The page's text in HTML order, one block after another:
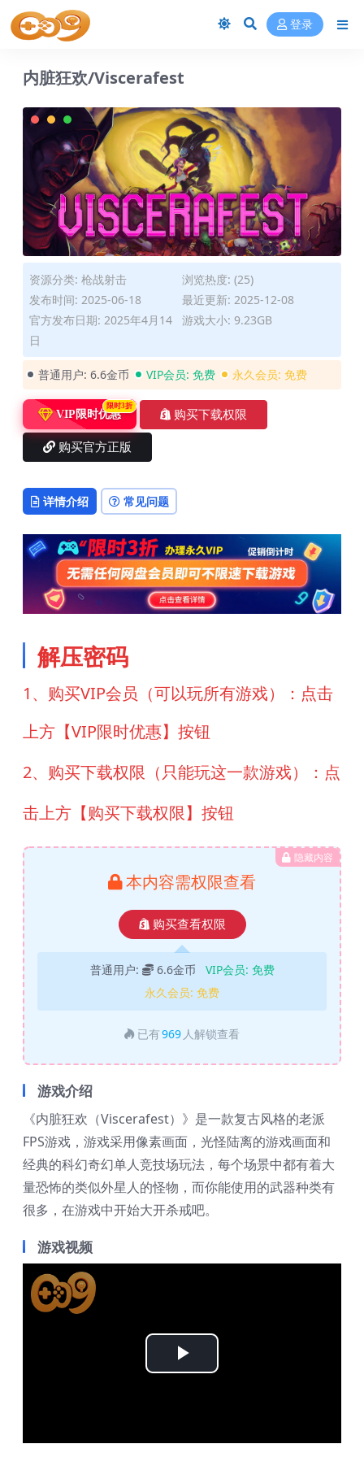
登录
内脏狂欢/Viscerafest
资源分类: 枪战射击
浏览热度: (25)
发布时间: 2025-06-18
最近更新: 2025-12-08
官方发布日期: 2025年4月14
日
游戏大小: 9.23GB
普通用户: 6.6金币 VIP会员: 免费 永久会员: 免费
VIP限时优惠
限时3折
购买下载权限
购买官方正版
详情介绍 常见问题
解压密码
1、购买VIP会员（可以玩所有游戏）：点击
上方【VIP限时优惠】按钮
2、购买下载权限（只能玩这一款游戏）：点
击上方【购买下载权限】按钮
隐藏内容
本内容需权限查看
购买查看权限
普通用户: 6.6金币 VIP会员: 免费
永久会员: 免费
已有969 人解锁查看
游戏介绍
《内脏狂欢（Viscerafest）》是一款复古风格的老派
FPS游戏，游戏采用像素画面，光怪陆离的游戏画面和
经典的科幻奇幻单人竞技场玩法，每个场景中都有着大
量恐怖的类似外星人的怪物，而你能使用的武器种类有
很多，在游戏中开始大开杀戒吧。
游戏视频
Play